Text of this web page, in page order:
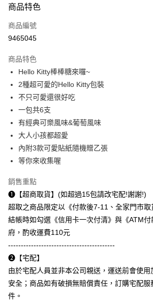
信用卡一次付款
LINE Pay
街口支付
悠遊付
AFTEE先享後付
相關說明
【關於「AFTEE先享後付」】
AFTEE先享後付是「在收到商品之後才付款」的支
便利好安心！
１．簡單：不需註冊會員、不需綁卡、不需儲值。
３．安心：先確認商品／服務後，再付款。
【「AFTEE先享後付」結帳流程】
１．於結帳方式選擇「AFTEE先享後付」後，將跳
２．訂單成立數日內，您將收到繳費通知簡訊。
３．收到繳費通知簡訊後14天內，點擊此簡訊中的
購買商品的店家。未經商家同意取消之訂單仍視為有
後付繳納相關費用。
是否繳費成功／繳費後需取消欲退款等相關疑問，
客戶支援中心」
ATM付款
運送方式
付款後全家取貨
每筆NT$60，滿NT$299(含以上)免運費
付款後7-11取貨
常溫宅配
每筆NT$110，滿NT$1,500(含以上)免運費
每筆NT$110
商品特色
商品編號
9465045
商品特色
Hello Kitty棒棒糖來囉~
2種超可愛的Hello Kitty包裝
不只可愛還很好吃
一包共6支
有經典可樂風味&葡萄風味
大人小孩都超愛
內附3款可愛貼紙隨機贈乙張
等你來收集喔
銷售重點
➊【超商取貨】(如超過15包請改宅配!謝謝!)
超取之商品限定以《付款後7-11、全家門市取
結帳時如勾選《信用卡一次付清》與《ATM付
府，酌收運費110元
------------------------------------------
➋【宅配】
由於宅配人員並非本公司親送，運送前會使用
安全；商品如有破損無賠償責任，訂購宅配
件。